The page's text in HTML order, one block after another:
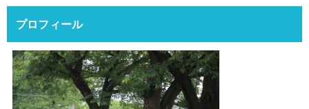
プロフィール